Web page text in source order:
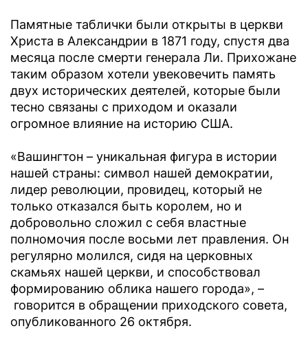
Памятные таблички были открыты в церкви
Христа в Александрии в 1871 году, спустя два
месяца после смерти генерала Ли. Прихожане
таким образом хотели увековечить память
двух исторических деятелей, которые были
тесно связаны с приходом и оказали
огромное влияние на историю США.
«Вашингтон – уникальная фигура в истории
нашей страны: символ нашей демократии,
лидер революции, провидец, который не
только отказался быть королем, но и
добровольно сложил с себя властные
полномочия после восьми лет правления. Он
регулярно молился, сидя на церковных
скамьях нашей церкви, и способствовал
формированию облика нашего города», –
говорится в обращении приходского совета,
опубликованного 26 октября.